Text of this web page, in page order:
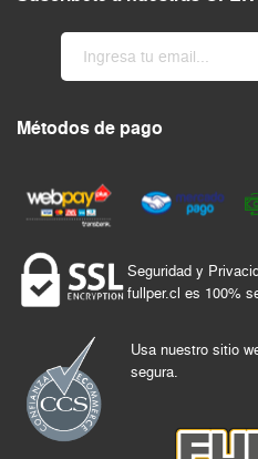
Métodos de pago
Seguridad y
fullper.cl es 100%
Usa nuestro sitio
segura.